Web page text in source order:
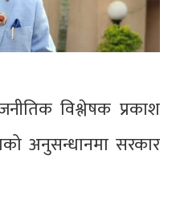
विश्लेषक प्रकाश
अनुसन्धानमा सरकार